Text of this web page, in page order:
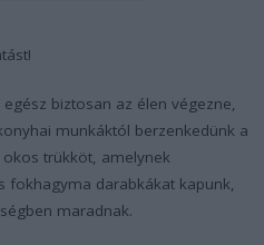
biztosan az élen végezne,
munkáktól berzenkedünk a
trükköt, amelynek
fokhagyma darabkákat kapunk,
maradnak.